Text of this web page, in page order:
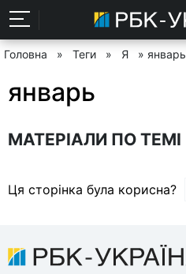
Головна » Теги » Я » январь
январь
МАТЕРІАЛИ ПО ТЕМІ
Ця сторінка була корисна?